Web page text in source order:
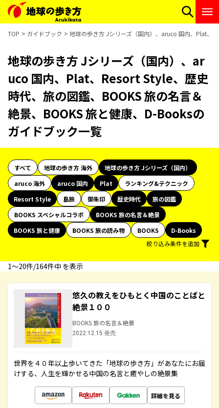
TOP ガイドブック 地球の歩き方 Jシリーズ（国内）、aruco 国内、Plat、
地球の歩き方 Jシリーズ（国内）、ar
uco 国内、Plat、Resort Style、歴史
時代、旅の図鑑、BOOKS 旅の名言＆
絶景、BOOKS 旅と健康、D-Booksの
ガイドブック一覧
すべて 地球の歩き方 海外
地球の歩き方 Jシリーズ（国内）
aruco 海外
aruco 国内 Plat
ランキング&テクニック
Resort Style
島旅 御朱印 歴史時代
旅の図鑑
BOOKS スペシャルコラボ
BOOKS 旅の名言＆絶景
BOOKS 旅と健康
BOOKS 旅の読み物 BOOKS
D-Books
絞り込み条件を追加
1〜20件/164件中 を表示
悠久の教えをひもとく中国のことばと
絶景１００
BOOKS 旅の名言＆絶景
2022.12.15 発売
世界を４０年以上歩いてきた「地球の歩き方」があなたにお届
けする、人生を輝かせる中国の名言と癒やしの絶景集
詳細を見る